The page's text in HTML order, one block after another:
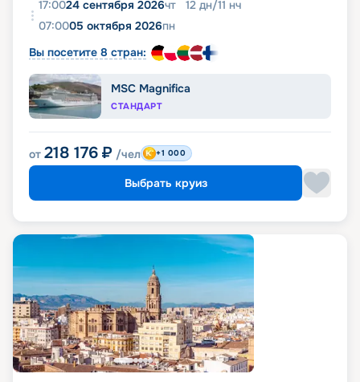
17:0024 сентября 2026чт 12 дн/11 нч
07:0005 октября 2026пн
Вы посетите 8 стран:
MSC Magnifica
СТАНДАРТ
от 218 176 ₽ /чел +1 000
Выбрать круиз